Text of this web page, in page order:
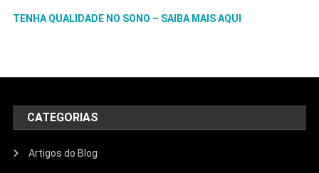
TENHA QUALIDADE NO SONO – SAIBA MAIS AQUI
CATEGORIAS
Artigos do Blog